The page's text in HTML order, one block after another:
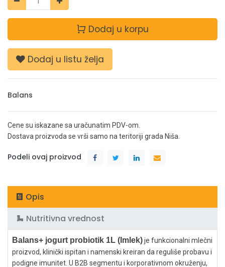
Dodaj u korpu
Dodaj u listu želja
Balans
Cene su iskazane sa uračunatim PDV-om.
Dostava proizvoda se vrši samo na teritoriji grada Niša.
Podeli ovaj proizvod
Opis
Nutritivna vrednost
Balans+ jogurt probiotik 1L (Imlek)je funkcionalni mlečni
proizvod, klinički ispitan i namenski kreiran da reguliše probavu i
podigne imunitet. U B2B segmentu i korporativnom okruženju,